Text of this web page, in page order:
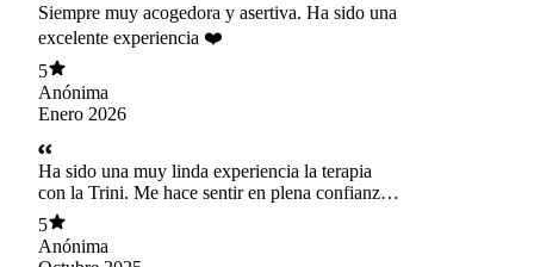
Siempre muy acogedora y asertiva. Ha sido una
excelente experiencia ❤️
5
Anónima
Enero 2026
Ha sido una muy linda experiencia la terapia
con la Trini. Me hace sentir en plena confianza y
he avanzado mucho con respecto a cuando partí.
Agradezco además la estrecha relación con mi
psiquiatra que por supuesto va en directo
5
Anónima